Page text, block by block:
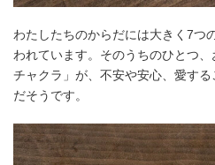
わたしたちのからだには大きく7つ
われています。そのうちのひとつ
チャクラ」が、不安や安心、愛す
だそうです。